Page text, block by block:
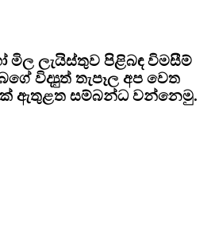
මිල ලැයිස්තුව පිළිබඳ විමසීම්
විද්‍යුත් තැපෑල අප වෙත
ඇතුළත සම්බන්ධ වන්නෙමු.